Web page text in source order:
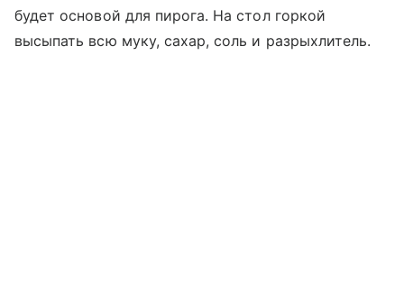
будет основой для пирога. На стол горкой
высыпать всю муку, сахар, соль и разрыхлитель.